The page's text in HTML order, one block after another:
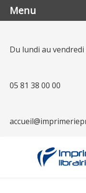
Du lundi au
05 81 38 00 00
Menu